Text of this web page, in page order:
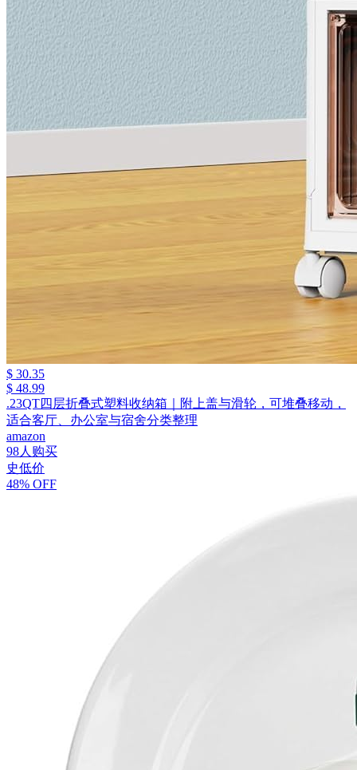
$ 30.35
$ 48.99
.23QT四层折叠式塑料收纳箱｜附上盖与滑轮，可堆叠移动，
适合客厅、办公室与宿舍分类整理
amazon
98人购买
史低价
48% OFF